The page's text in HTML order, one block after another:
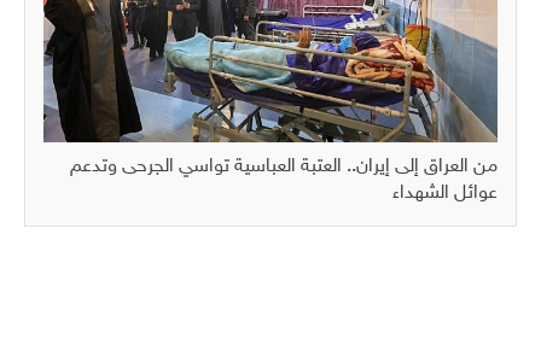
من العراق إلى إيران.. العتبة العباسية تواسي الجرحى وتدعم
عوائل الشهداء